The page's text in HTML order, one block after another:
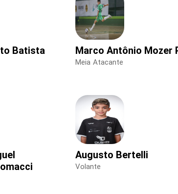
Batista
Marco Antônio Mozer
Meia Atacante
Augusto Bertelli
Volante